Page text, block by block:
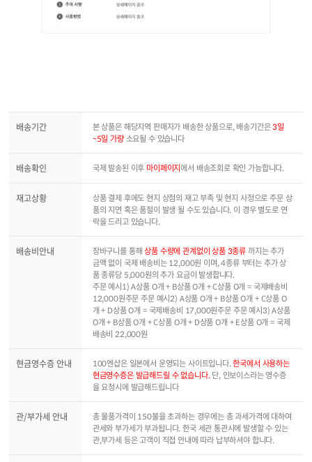
배송기간 본 상품은 해당지역 판매자가 배송한 상품으로, 배송기간은3일
~5일 가량소요될 수 있습니다
배송확인 국제 발송된 이후 마이페이지에서 배송조회로 확인 가능합니다.
재고상황
상품 결제 후에도 현지 상점의 재고 부족 및 현지 사정으로 주문 상
품의 지연 혹은 품절이 발생 될 수도 있습니다. 이 경우 별도로 연
락을 드리고 있습니다.
배송비안내 장바구니를 통해상품 수량에 관계없이 상품 3종류 까지는 추가
금액 없이 국제 배송비는 12,000원 이며, 4종류 부터는 추가 상
품 종류당 5,000원의 추가 요금이 발생합니다.
주문 예시1) A상품 O개 + B상품 O개 + C상품 O개 = 국제배송비
12,000원주문 주문 예시2) A상품 O개 + B상품 O개 + C상품 O
개 + D상품 O개 = 국제배송비 17,000원주문 주문 예시3) A상품
O개 + B상품 O개 + C상품 O개 + D상품 O개 + E상품 O개 = 국제
배송비 22,000원
현금영수증 안내 100엔샵은 일본에서 운영되는 사이트입니다.한국에서 사용하는
현금영수증은 발급해드릴 수 없습니다.단, 인보이스라는 영수증
을 요청시에 발급해드립니다
관/부가세 안내
총 물품가격이 150불을 초과하는 경우에는 총 과세가격에 대하여
관세와 부가세가 부과됩니다. 한국 세관 통관시에 발생할 수 있는
관,부가세 등은 고객이 직접 안내에 따라 납부하셔야 합니다.